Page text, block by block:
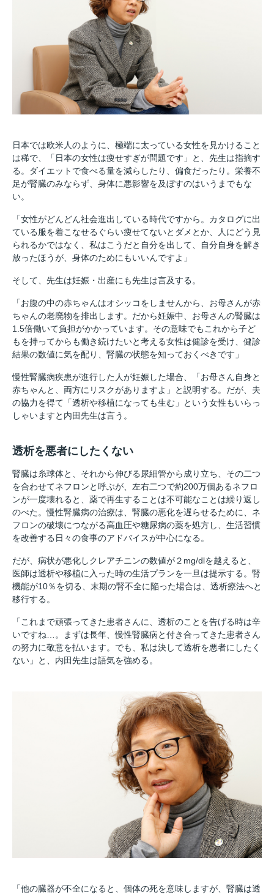
日本では欧米人のように、極端に太っている女性を見かけること
は稀で、「日本の女性は痩せすぎが問題です」と、先生は指摘す
る。ダイエットで食べる量を減らしたり、偏食だったり。栄養不
足が腎臓のみならず、身体に悪影響を及ぼすのはいうまでもな
い。
「女性がどんどん社会進出している時代ですから。カタログに出
ている服を着こなせるぐらい痩せてないとダメとか、人にどう見
られるかではなく、私はこうだと自分を出して、自分自身を解き
放ったほうが、身体のためにもいいんですよ」
そして、先生は妊娠・出産にも先生は言及する。
「お腹の中の赤ちゃんはオシッコをしませんから、お母さんが赤
ちゃんの老廃物を排出します。だから妊娠中、お母さんの腎臓は
1.5倍働いて負担がかかっています。その意味でもこれから子ど
もを持ってからも働き続けたいと考える女性は健診を受け、健診
結果の数値に気を配り、腎臓の状態を知っておくべきです」
慢性腎臓病疾患が進行した人が妊娠した場合、「お母さん自身と
赤ちゃんと、両方にリスクがありますよ」と説明する。だが、夫
の協力を得て「透析や移植になっても生む」という女性もいらっ
しゃいますと内田先生は言う。
透析を悪者にしたくない
腎臓は糸球体と、それから伸びる尿細管から成り立ち、その二つ
を合わせてネフロンと呼ぶが、左右二つで約200万個あるネフロ
ンが一度壊れると、薬で再生することは不可能なことは繰り返し
のべた。慢性腎臓病の治療は、腎臓の悪化を遅らせるために、ネ
フロンの破壊につながる高血圧や糖尿病の薬を処方し、生活習慣
を改善する日々の食事のアドバイスが中心になる。
だが、病状が悪化しクレアチニンの数値が２mg/dlを越えると、
医師は透析や移植に入った時の生活プランを一旦は提示する。腎
機能が10％を切る、末期の腎不全に陥った場合は、透析療法へと
移行する。
「これまで頑張ってきた患者さんに、透析のことを告げる時は辛
いですね…。まずは長年、慢性腎臓病と付き合ってきた患者さん
の努力に敬意を払います。でも、私は決して透析を悪者にしたく
ない」と、内田先生は語気を強める。
「他の臓器が不全になると、個体の死を意味しますが、腎臓は透